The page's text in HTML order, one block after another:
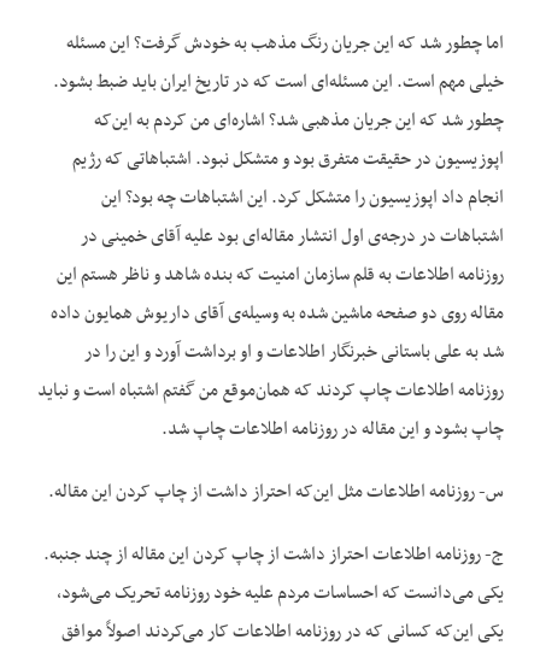
اما چطور شد که این جریان رنگ مذهب به خودش گرفت؟ این مسئله
خیلی مهم است. این مسئله‌ای است که در تاریخ ایران باید ضبط بشود.
چطور شد که این جریان مذهبی شد؟ اشاره‌ای من کردم به این‌که
اپوزیسیون در حقیقت متفرق بود و متشکل نبود. اشتباهاتی که رژیم
انجام داد اپوزیسیون را متشکل کرد. این اشتباهات چه بود؟ این
اشتباهات در درجه‌ی اول انتشار مقاله‌ای بود علیه آقای خمینی در
روزنامه اطلاعات به قلم سازمان امنیت که بنده شاهد و ناظر هستم این
مقاله روی دو صفحه ماشین شده به وسیله‌ی آقای داریوش همایون داده
شد به علی باستانی خبرنگار اطلاعات و او برداشت آورد و این را در
روزنامه اطلاعات چاپ کردند که همان‌موقع من گفتم اشتباه است و نباید
چاپ بشود و این مقاله در روزنامه اطلاعات چاپ شد.
س- روزنامه اطلاعات مثل این‌که احتراز داشت از چاپ کردن این مقاله.
ج- روزنامه اطلاعات احتراز داشت از چاپ کردن این مقاله از چند جنبه.
یکی می‌دانست که احساسات مردم علیه خود روزنامه تحریک می‌شود،
یکی این‌که کسانی که در روزنامه اطلاعات کار می‌کردند اصولاً موافق